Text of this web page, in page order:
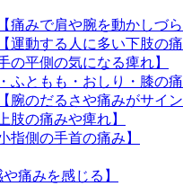
痛みで肩や腕を動かしづら
運動する人に多い下肢の痛
の平側の気になる痺れ】
ふともも・おしり・膝の痛
腕のだるさや痛みがサイン
肢の痛みや痺れ】
指側の手首の痛み】
痛みを感じる】